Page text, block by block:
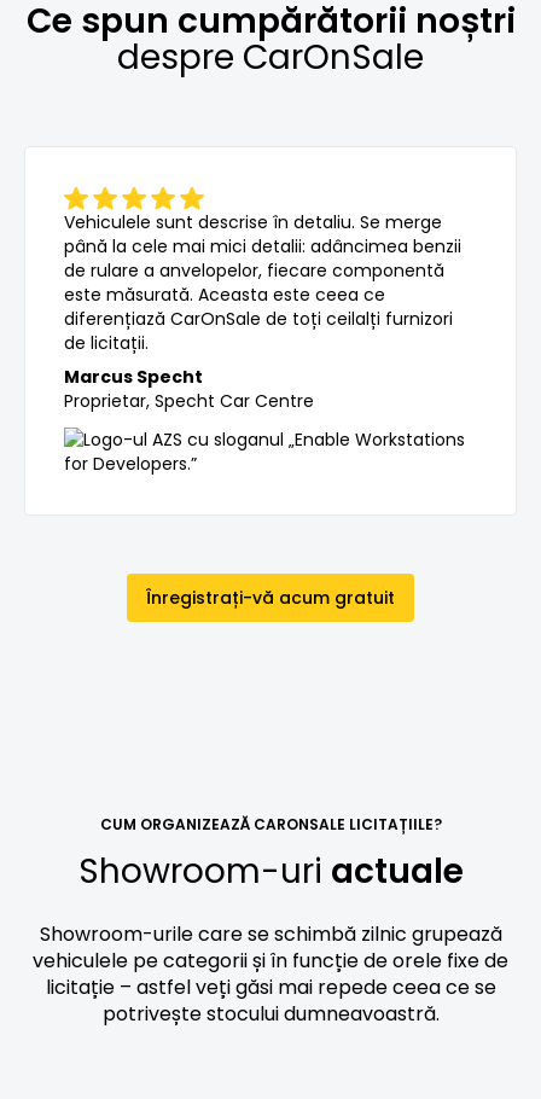
Ce spun cumpărătorii noștri
despre CarOnSale
Vehiculele sunt descrise în detaliu. Se merge
până la cele mai mici detalii: adâncimea benzii
de rulare a anvelopelor, fiecare componentă
este măsurată. Aceasta este ceea ce
diferențiază CarOnSale de toți ceilalți furnizori
de licitații.
Marcus Specht
Proprietar, Specht Car Centre
Înregistrați-vă acum gratuit
CUM ORGANIZEAZĂ CARONSALE LICITAȚIILE?
Showroom-uri actuale
Showroom-urile care se schimbă zilnic grupează
vehiculele pe categorii și în funcție de orele fixe de
licitație – astfel veți găsi mai repede ceea ce se
potrivește stocului dumneavoastră.